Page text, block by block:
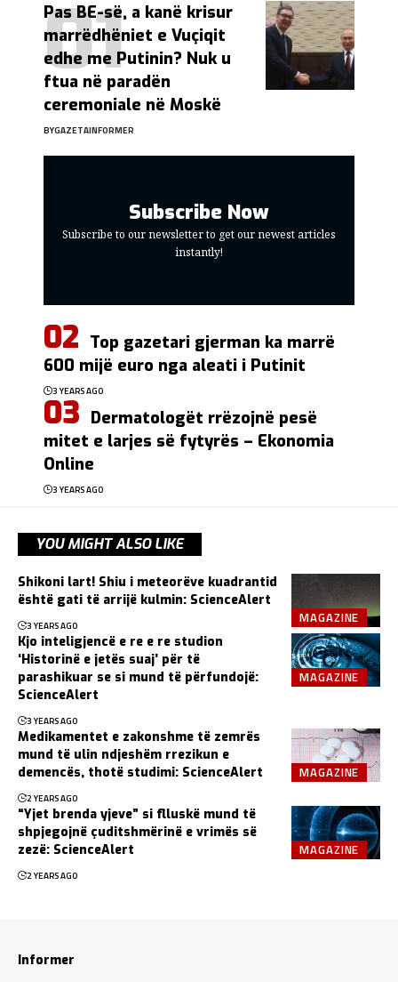
Pas BE-së, a kanë krisur
marrëdhëniet e Vuçiqit
edhe me Putinin? Nuk u
ftua në paradën
ceremoniale në Moskë
BYGAZETAINFORMER
Subscribe Now
Subscribe to our newsletter to get our newest articles
instantly!
Top gazetari gjerman ka marrë
600 mijë euro nga aleati i Putinit
3 YEARS AGO
Dermatologët rrëzojnë pesë
mitet e larjes së fytyrës – Ekonomia
Online
3 YEARS AGO
YOU MIGHT ALSO LIKE
MAGAZINE
Shikoni lart! Shiu i meteorëve kuadrantid
është gati të arrijë kulmin: ScienceAlert
3 YEARS AGO
MAGAZINE
Kjo inteligjencë e re e re studion
‘Historinë e jetës suaj’ për të
parashikuar se si mund të përfundojë:
ScienceAlert
3 YEARS AGO
MAGAZINE
Medikamentet e zakonshme të zemrës
mund të ulin ndjeshëm rrezikun e
demencës, thotë studimi: ScienceAlert
2 YEARS AGO
MAGAZINE
“Yjet brenda yjeve” si flluskë mund të
shpjegojnë çuditshmërinë e vrimës së
zezë: ScienceAlert
2 YEARS AGO
Informer